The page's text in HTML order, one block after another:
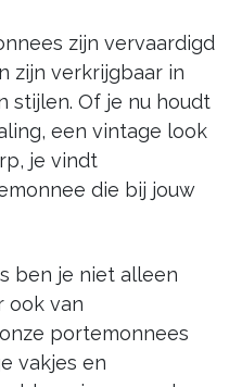
zijn vervaardigd
zijn verkrijgbaar in
stijlen. Of je nu houdt
een vintage look
je vindt
die bij jouw
ben je niet alleen
ook van
portemonnees
vakjes en